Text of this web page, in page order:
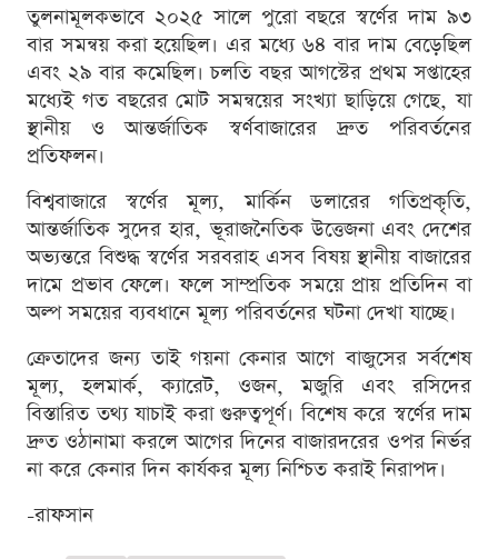
তুলনামূলকভাবে ২০২৫ সালে পুরো বছরে স্বর্ণের দাম ৯৩
বার সমন্বয় করা হয়েছিল। এর মধ্যে ৬৪ বার দাম বেড়েছিল
এবং ২৯ বার কমেছিল। চলতি বছর আগস্টের প্রথম সপ্তাহের
মধ্যেই গত বছরের মোট সমন্বয়ের সংখ্যা ছাড়িয়ে গেছে, যা
স্থানীয় ও আন্তর্জাতিক স্বর্ণবাজারের দ্রুত পরিবর্তনের
প্রতিফলন।
বিশ্ববাজারে স্বর্ণের মূল্য, মার্কিন ডলারের গতিপ্রকৃতি,
আন্তর্জাতিক সুদের হার, ভূরাজনৈতিক উত্তেজনা এবং দেশের
অভ্যন্তরে বিশুদ্ধ স্বর্ণের সরবরাহ এসব বিষয় স্থানীয় বাজারের
দামে প্রভাব ফেলে। ফলে সাম্প্রতিক সময়ে প্রায় প্রতিদিন বা
অল্প সময়ের ব্যবধানে মূল্য পরিবর্তনের ঘটনা দেখা যাচ্ছে।
ক্রেতাদের জন্য তাই গয়না কেনার আগে বাজুসের সর্বশেষ
মূল্য, হলমার্ক, ক্যারেট, ওজন, মজুরি এবং রসিদের
বিস্তারিত তথ্য যাচাই করা গুরুত্বপূর্ণ। বিশেষ করে স্বর্ণের দাম
দ্রুত ওঠানামা করলে আগের দিনের বাজারদরের ওপর নির্ভর
না করে কেনার দিন কার্যকর মূল্য নিশ্চিত করাই নিরাপদ।
-রাফসান